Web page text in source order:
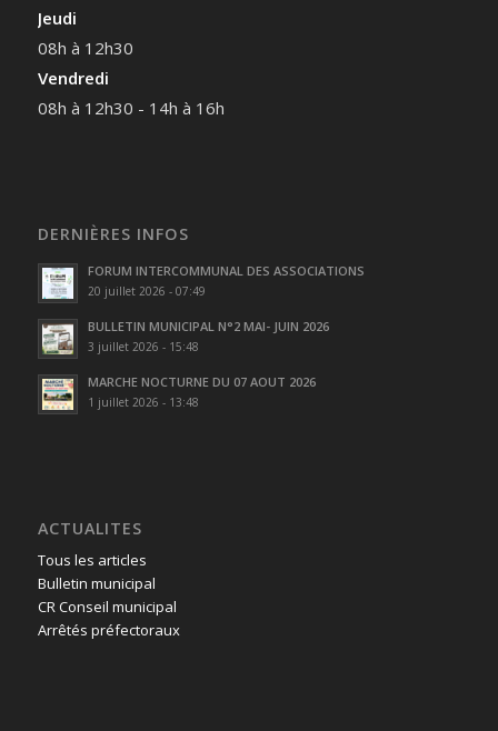
Jeudi
08h à 12h30
Vendredi
08h à 12h30 - 14h à 16h
DERNIÈRES INFOS
FORUM INTERCOMMUNAL DES ASSOCIATIONS
20 juillet 2026 - 07:49
BULLETIN MUNICIPAL N°2 MAI- JUIN 2026
3 juillet 2026 - 15:48
MARCHE NOCTURNE DU 07 AOUT 2026
1 juillet 2026 - 13:48
ACTUALITES
Tous les articles
Bulletin municipal
CR Conseil municipal
Arrêtés préfectoraux